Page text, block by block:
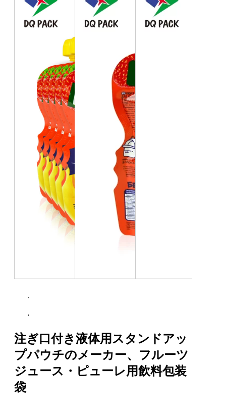
注ぎ口付き液体用スタンドアッ
プパウチのメーカー、フルーツ
ジュース・ピューレ用飲料包装
袋